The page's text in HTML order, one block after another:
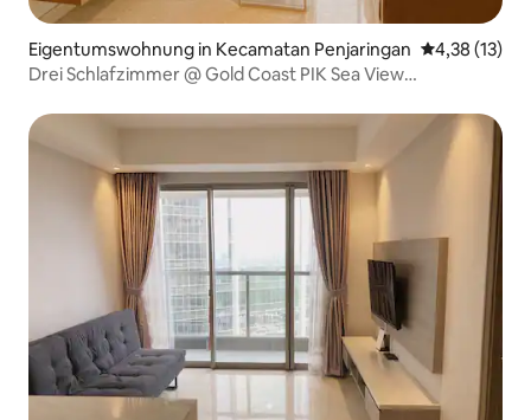
Eigentumswohnung in Kecamatan Penjaringan
4,38 (13)
Drei Schlafzimmer @ Gold Coast PIK Sea View